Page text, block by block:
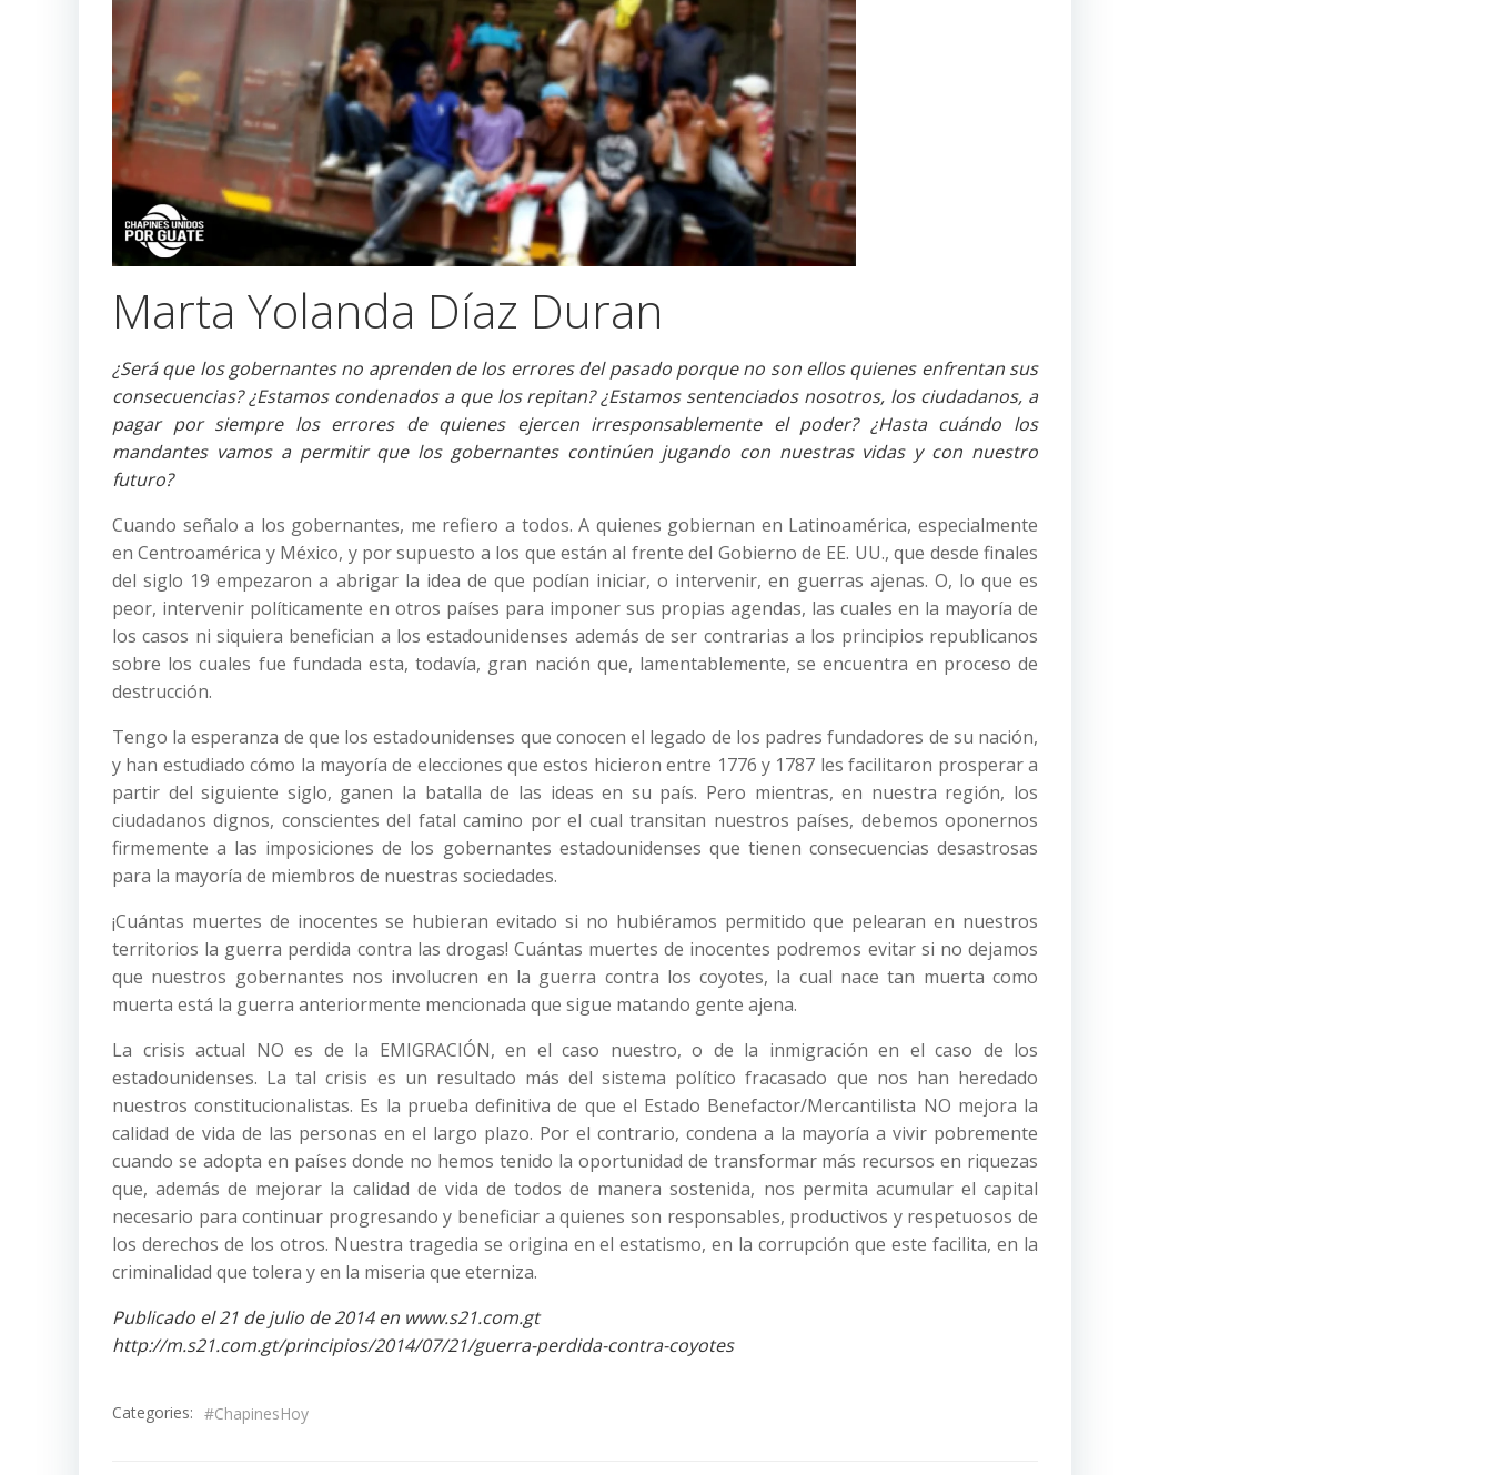
Marta Yolanda Díaz Duran
¿Será que los gobernantes no aprenden de los errores del pasado porque no son ellos quienes enfrentan sus
consecuencias? ¿Estamos condenados a que los repitan? ¿Estamos sentenciados nosotros, los ciudadanos, a
pagar por siempre los errores de quienes ejercen irresponsablemente el poder? ¿Hasta cuándo los
mandantes vamos a permitir que los gobernantes continúen jugando con nuestras vidas y con nuestro
futuro?
Cuando señalo a los gobernantes, me refiero a todos. A quienes gobiernan en Latinoamérica, especialmente
en Centroamérica y México, y por supuesto a los que están al frente del Gobierno de EE. UU., que desde finales
del siglo 19 empezaron a abrigar la idea de que podían iniciar, o intervenir, en guerras ajenas. O, lo que es
peor, intervenir políticamente en otros países para imponer sus propias agendas, las cuales en la mayoría de
los casos ni siquiera benefician a los estadounidenses además de ser contrarias a los principios republicanos
sobre los cuales fue fundada esta, todavía, gran nación que, lamentablemente, se encuentra en proceso de
destrucción.
Tengo la esperanza de que los estadounidenses que conocen el legado de los padres fundadores de su nación,
y han estudiado cómo la mayoría de elecciones que estos hicieron entre 1776 y 1787 les facilitaron prosperar a
partir del siguiente siglo, ganen la batalla de las ideas en su país. Pero mientras, en nuestra región, los
ciudadanos dignos, conscientes del fatal camino por el cual transitan nuestros países, debemos oponernos
firmemente a las imposiciones de los gobernantes estadounidenses que tienen consecuencias desastrosas
para la mayoría de miembros de nuestras sociedades.
¡Cuántas muertes de inocentes se hubieran evitado si no hubiéramos permitido que pelearan en nuestros
territorios la guerra perdida contra las drogas! Cuántas muertes de inocentes podremos evitar si no dejamos
que nuestros gobernantes nos involucren en la guerra contra los coyotes, la cual nace tan muerta como
muerta está la guerra anteriormente mencionada que sigue matando gente ajena.
La crisis actual NO es de la EMIGRACIÓN, en el caso nuestro, o de la inmigración en el caso de los
estadounidenses. La tal crisis es un resultado más del sistema político fracasado que nos han heredado
nuestros constitucionalistas. Es la prueba definitiva de que el Estado Benefactor/Mercantilista NO mejora la
calidad de vida de las personas en el largo plazo. Por el contrario, condena a la mayoría a vivir pobremente
cuando se adopta en países donde no hemos tenido la oportunidad de transformar más recursos en riquezas
que, además de mejorar la calidad de vida de todos de manera sostenida, nos permita acumular el capital
necesario para continuar progresando y beneficiar a quienes son responsables, productivos y respetuosos de
los derechos de los otros. Nuestra tragedia se origina en el estatismo, en la corrupción que este facilita, en la
criminalidad que tolera y en la miseria que eterniza.
Publicado el 21 de julio de 2014 en www.s21.com.gt
http://m.s21.com.gt/principios/2014/07/21/guerra-perdida-contra-coyotes
Categories: #ChapinesHoy